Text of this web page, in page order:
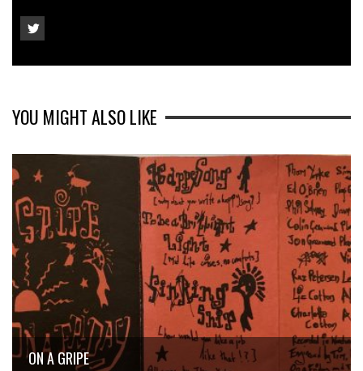
YOU MIGHT ALSO LIKE
ON A GRIPE